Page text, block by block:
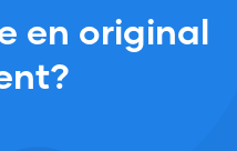
en original